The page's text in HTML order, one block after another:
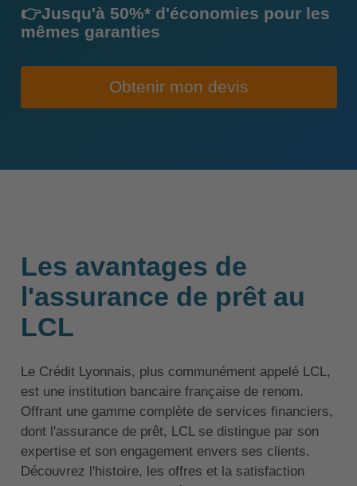
👉Jusqu'à 50%* d'économies pour les
mêmes garanties
Obtenir mon devis
Les avantages de
l'assurance de prêt au
LCL
Le Crédit Lyonnais, plus communément appelé LCL,
est une institution bancaire française de renom.
Offrant une gamme complète de services financiers,
dont l'assurance de prêt, LCL se distingue par son
expertise et son engagement envers ses clients.
Découvrez l'histoire, les offres et la satisfaction